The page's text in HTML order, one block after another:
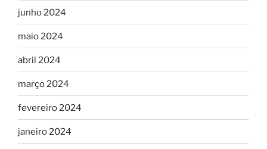
junho 2024
maio 2024
abril 2024
março 2024
fevereiro 2024
janeiro 2024